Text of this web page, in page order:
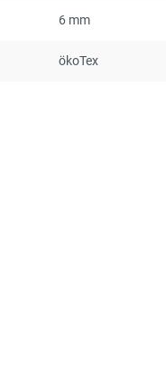
6 mm
ökoTex